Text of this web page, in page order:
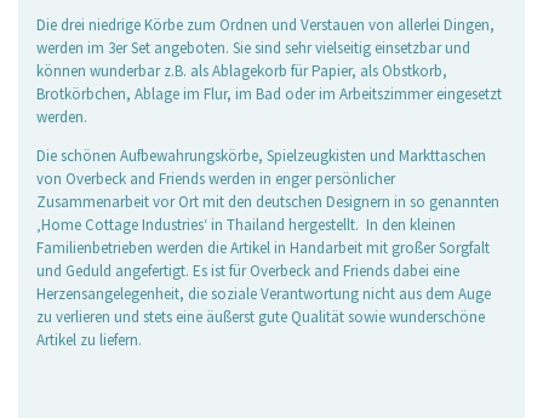
Die drei niedrige Körbe zum Ordnen und Verstauen von allerlei Dingen,
werden im 3er Set angeboten. Sie sind sehr vielseitig einsetzbar und
können wunderbar z.B. als Ablagekorb für Papier, als Obstkorb,
Brotkörbchen, Ablage im Flur, im Bad oder im Arbeitszimmer eingesetzt
werden.
Die schönen Aufbewahrungskörbe, Spielzeugkisten und Markttaschen
von Overbeck and Friends werden in enger persönlicher
Zusammenarbeit vor Ort mit den deutschen Designern in so genannten
‚Home Cottage Industries‘ in Thailand hergestellt. In den kleinen
Familienbetrieben werden die Artikel in Handarbeit mit großer Sorgfalt
und Geduld angefertigt. Es ist für Overbeck and Friends dabei eine
Herzensangelegenheit, die soziale Verantwortung nicht aus dem Auge
zu verlieren und stets eine äußerst gute Qualität sowie wunderschöne
Artikel zu liefern.